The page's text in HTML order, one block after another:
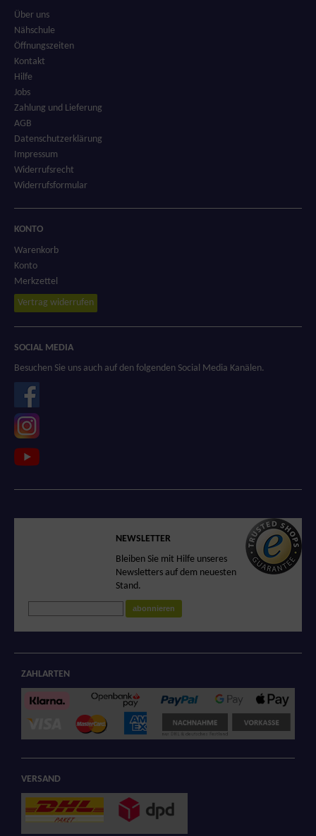
Über uns
Nähschule
Öffnungszeiten
Kontakt
Hilfe
Jobs
Zahlung und Lieferung
AGB
Datenschutzerklärung
Impressum
Widerrufsrecht
Widerrufsformular
KONTO
Warenkorb
Konto
Merkzettel
Vertrag widerrufen
SOCIAL MEDIA
Besuchen Sie uns auch auf den folgenden Social Media Kanälen.
NEWSLETTER
Bleiben Sie mit Hilfe unseres
Newsletters auf dem neuesten
Stand.
abonnieren
ZAHLARTEN
VERSAND